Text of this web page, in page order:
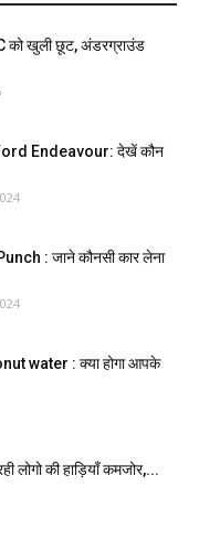
को खुली छूट, अंडरग्राउंड
Endeavour: देखें कौन
: जाने कौनसी कार लेना
water : क्या होगा आपके
लोगो की हाड़ियाँ कमजोर,...